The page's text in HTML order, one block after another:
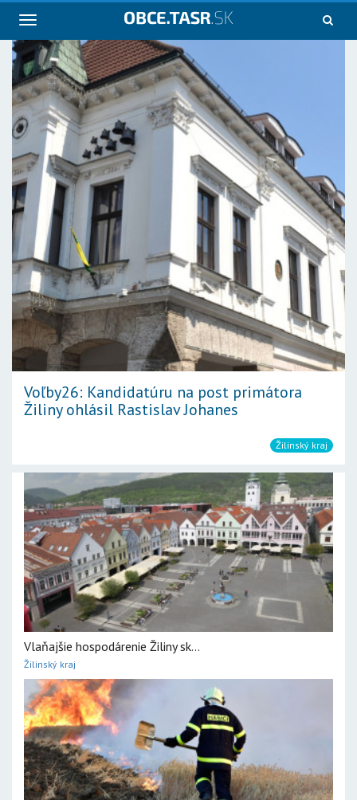
Navigácia
Voľby26: Kandidatúru na post primátora
Žiliny ohlásil Rastislav Johanes
Žilinský kraj
Vlaňajšie hospodárenie Žiliny sk...
Žilinský kraj